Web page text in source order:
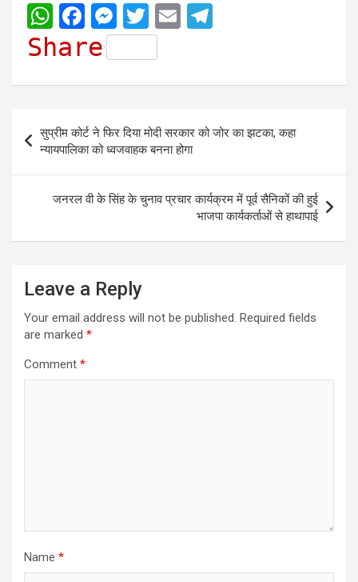
W
h
t
s
A
p
p
F
a
e
b
o
o
k
M
e
s
s
e
n
g
e
T
w
i
t
t
e
r
E
i e
g
r
a
m
Share
navigation
सुप्रीम कोर्ट ने फिर दिया मोदी सरकार को जोर का झटका, कहा
न्यायपालिका को ध्वजवाहक बनना होगा
जनरल वी के सिंह के चुनाव प्रचार कार्यक्रम में पूर्व सैनिकों की हुई
भाजपा कार्यकर्ताओं से हाथापाई
Leave a Reply
Your email address will not be published. Required fields
are marked *
Comment *
Name *